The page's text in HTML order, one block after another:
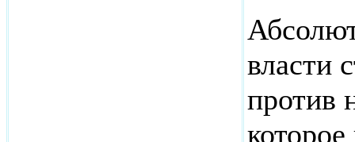
власти
против